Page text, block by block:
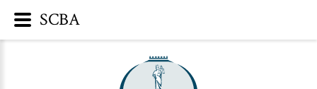
SCBA